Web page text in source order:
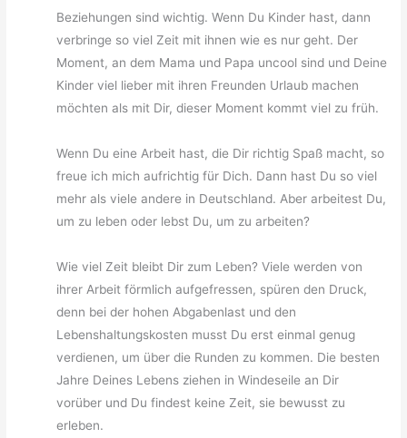
Beziehungen sind wichtig. Wenn Du Kinder hast, dann
verbringe so viel Zeit mit ihnen wie es nur geht. Der
Moment, an dem Mama und Papa uncool sind und Deine
Kinder viel lieber mit ihren Freunden Urlaub machen
möchten als mit Dir, dieser Moment kommt viel zu früh.
Wenn Du eine Arbeit hast, die Dir richtig Spaß macht, so
freue ich mich aufrichtig für Dich. Dann hast Du so viel
mehr als viele andere in Deutschland. Aber arbeitest Du,
um zu leben oder lebst Du, um zu arbeiten?
Wie viel Zeit bleibt Dir zum Leben? Viele werden von
ihrer Arbeit förmlich aufgefressen, spüren den Druck,
denn bei der hohen Abgabenlast und den
Lebenshaltungskosten musst Du erst einmal genug
verdienen, um über die Runden zu kommen. Die besten
Jahre Deines Lebens ziehen in Windeseile an Dir
vorüber und Du findest keine Zeit, sie bewusst zu
erleben.